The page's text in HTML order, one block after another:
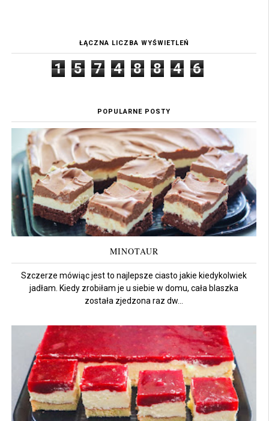
ŁĄCZNA LICZBA WYŚWIETLEŃ
1 5 7 4 8 8 4 6
POPULARNE POSTY
MINOTAUR
Szczerze mówiąc jest to najlepsze ciasto jakie kiedykolwiek
jadłam. Kiedy zrobiłam je u siebie w domu, cała blaszka
została zjedzona raz dw...